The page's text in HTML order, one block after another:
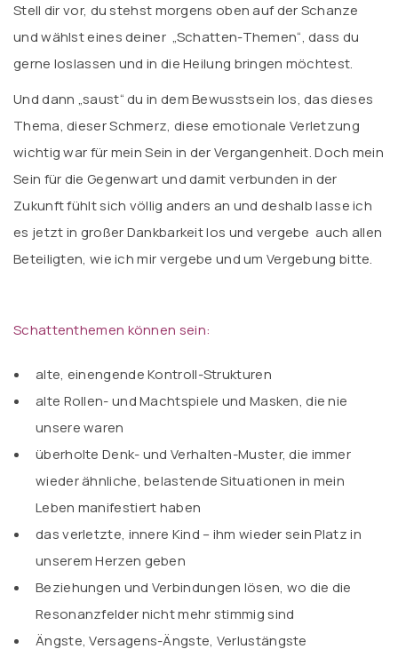
Stell dir vor, du stehst morgens oben auf der Schanze
und wählst eines deiner „Schatten-Themen“, dass du
gerne loslassen und in die Heilung bringen möchtest.
Und dann „saust“ du in dem Bewusstsein los, das dieses
Thema, dieser Schmerz, diese emotionale Verletzung
wichtig war für mein Sein in der Vergangenheit. Doch mein
Sein für die Gegenwart und damit verbunden in der
Zukunft fühlt sich völlig anders an und deshalb lasse ich
es jetzt in großer Dankbarkeit los und vergebe auch allen
Beteiligten, wie ich mir vergebe und um Vergebung bitte.
Schattenthemen können sein:
alte, einengende Kontroll-Strukturen
alte Rollen- und Machtspiele und Masken, die nie
unsere waren
überholte Denk- und Verhalten-Muster, die immer
wieder ähnliche, belastende Situationen in mein
Leben manifestiert haben
das verletzte, innere Kind – ihm wieder sein Platz in
unserem Herzen geben
Beziehungen und Verbindungen lösen, wo die die
Resonanzfelder nicht mehr stimmig sind
Ängste, Versagens-Ängste, Verlustängste